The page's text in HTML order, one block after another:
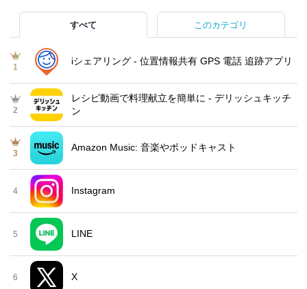
すべて このカテゴリ
1
iシェアリング - 位置情報共有 GPS 電話 追跡アプリ
2
レシピ動画で料理献立を簡単‪に - デリッシュキッチ
ン
3
Amazon Music: 音楽やポッドキャスト
4 Instagram
5 LINE
6 X